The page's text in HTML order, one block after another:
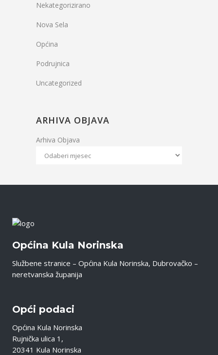
Nekategorizirano
Nova Sela
Općina
Podrujnica
Uncategorized
ARHIVA OBJAVA
Arhiva Objava
Općina Kula Norinska
Službene stranice – Općina Kula Norinska, Dubrovačko –
neretvanska županija
Opći podaci
Općina Kula Norinska
Rujnička ulica 1,
20341 Kula Norinska